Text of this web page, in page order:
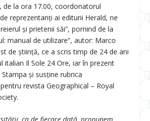
de la ora 17.00, coordonatorul
reprezentanți ai editurii Herald, ne
și prietenii săi”, pornind de la
manual de utilizare”, autor: Marco
de știință, ce a scris timp de 24 de ani
italian Il Sole 24 Ore, iar în prezent
și susține rubrica
revista Geographical – Royal